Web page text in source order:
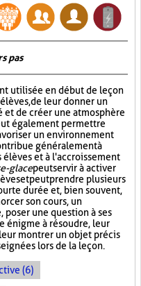
pas
utilisée en début de leçon
de leur donner un
et de créer une atmosphère
également permettre
un environnement
généralement à
et à l'accroissement
glacepeut servir à activer
et peut prendre plusieurs
durée et, bien souvent,
son cours, un
une question à ses
énigme à résoudre, leur
montrer un objet précis
lors de la leçon.
(6)